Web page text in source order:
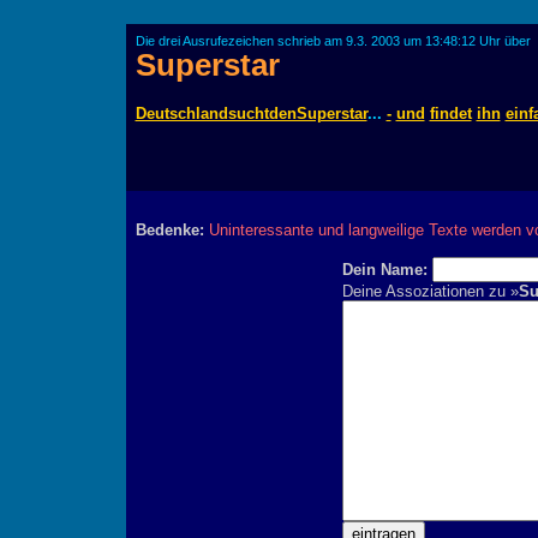
Die drei Ausrufezeichen schrieb am 9.3. 2003 um 13:48:12 Uhr über
Superstar
DeutschlandsuchtdenSuperstar... - und findet ihn
Bedenke: Uninteressante und langweilige Texte werden
Dein Name:
Deine Assoziationen zu »